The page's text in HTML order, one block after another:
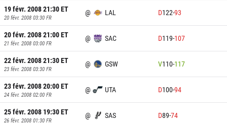
19 févr. 2008 21:30ET
20 févr. 2008 03:30 FR
@ LAL D122-93
20 févr. 2008 21:00ET
21 févr. 2008 03:00 FR
@ SAC D119-107
22 févr. 2008 21:30ET
23 févr. 2008 03:30 FR
@ GSW V110-117
23 févr. 2008 20:00ET
24 févr. 2008 02:00 FR
@ UTA D100-94
25 févr. 2008 19:30ET
26 févr. 2008 01:30 FR
@ SAS D89-74